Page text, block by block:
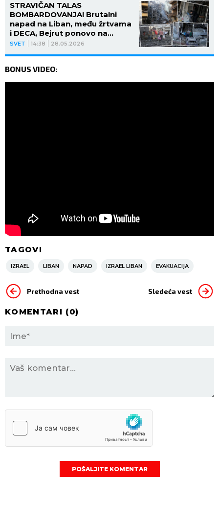
SVET 14:38 28.05.2026
STRAVIČAN TALAS
BOMBARDOVANJA! Brutalni
napad na Liban, među žrtvama
i DECA, Bejrut ponovo na
UDARU! (FOTO)
BONUS VIDEO:
TAGOVI
IZRAEL LIBAN NAPAD IZRAEL LIBAN EVAKUACIJA
Prethodna vest Sledeća vest
KOMENTARI (0)
POŠALJITE KOMENTAR